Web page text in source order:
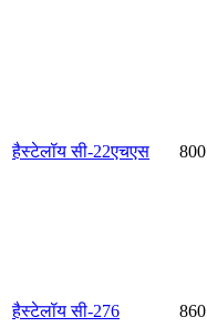
हैस्टेलॉय सी-22एचएस 800
हैस्टेलॉय सी-276 860